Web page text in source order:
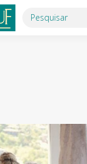
Search: